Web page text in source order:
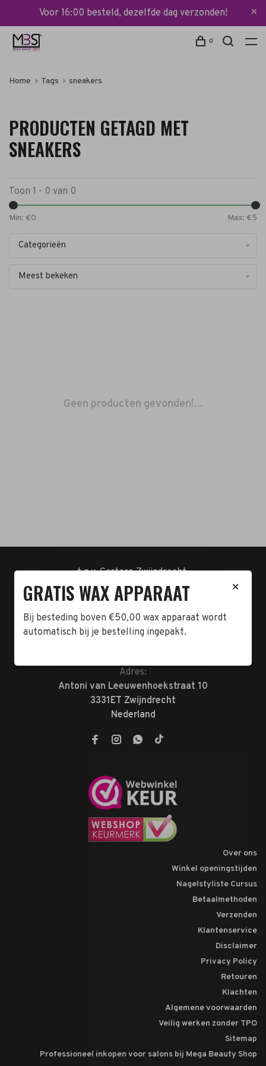
Voor 16:00 besteld, dezelfde dag verzonden!
0
Home Tags sneakers
PRODUCTEN GETAGD MET
SNEAKERS
Toon 1 - 0 van 0
Min: €0 Max: €5
Categorieën
Meest bekeken
Geen producten gevonden!...
t.n.v. Cartero Zwijndrecht.
IBAN : NL23ABNA0478555466
BTW-NL858962676B01
KVK-72047070
Adres:
Antoni van Leeuwenhoekstraat 10
3331ET Zwijndrecht
Nederland
Over ons
Winkel openingstijden
Nagelstyliste Cursus
Betaalmethoden
Verzenden
Klantenservice
Disclaimer
Privacy Policy
Retouren
Klachten
Algemene voorwaarden
Veilig werken zonder TPO
Sitemap
Professioneel inkopen voor salons bij Mega Beauty Shop
✕
GRATIS WAX APPARAAT
Bij besteding boven €50,00 wax apparaat wordt
automatisch bij je bestelling ingepakt.